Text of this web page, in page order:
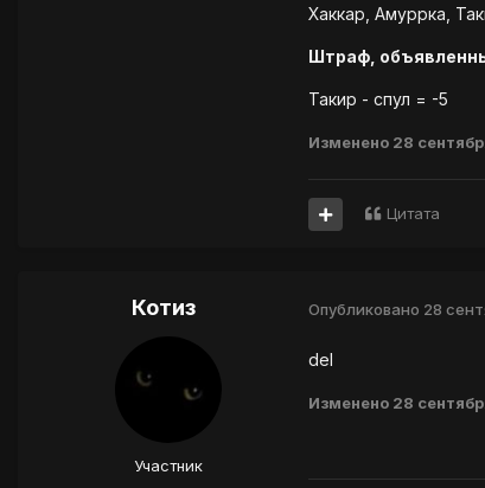
Хаккар, Амуррка,
Штраф,
Такир - спул = -5
Изменено 28
Цитата
Котиз
Участник
Опубликовано 28
del
Изменено 28